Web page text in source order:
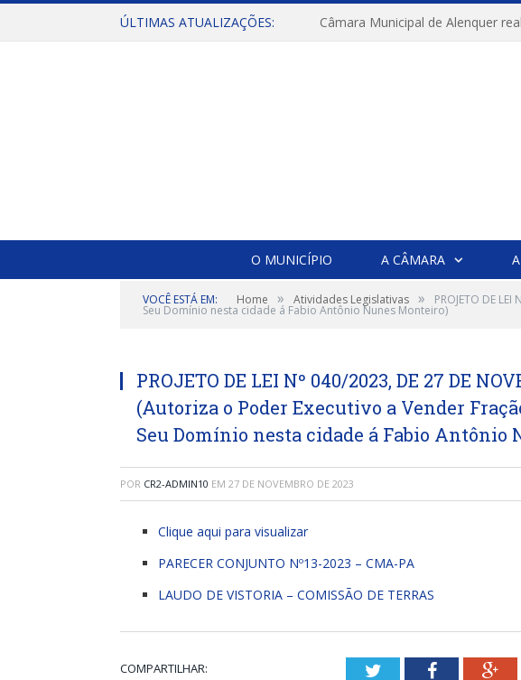
ÚLTIMAS ATUALIZAÇÕES:
O MUNICÍPIO A CÂMARA
VOCÊ ESTÁ EM: Home » Atividades Legislativas » PROJETO DE
Seu Domínio nesta cidade á Fabio Antônio Nunes Monteiro)
PROJETO DE LEI Nº 040/2023, DE 27 DE
(Autoriza o Poder Executivo a Vender
Seu Domínio nesta cidade á Fabio Antônio
POR CR2-ADMIN10 EM 27 DE NOVEMBRO DE 2023
Clique aqui para visualizar
PARECER CONJUNTO Nº13-2023 – CMA-PA
LAUDO DE VISTORIA – COMISSÃO DE TERRAS
COMPARTILHAR: TwitterFacebook